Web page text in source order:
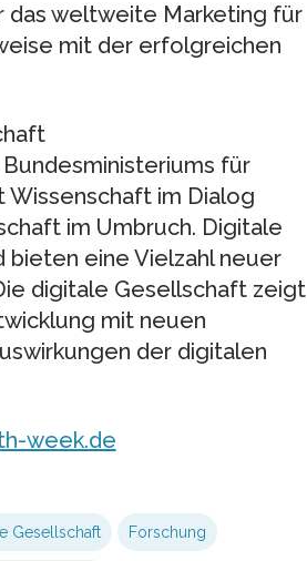
das weltweite Marketing für
mit der erfolgreichen
für
Wissenschaft im Dialog
im Umbruch. Digitale
bieten eine Vielzahl neuer
digitale Gesellschaft zeigt
mit neuen
der digitalen
week.de
Gesellschaft Forschung